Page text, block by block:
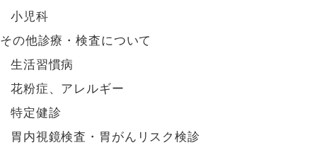
小児科
その他診療・検査について
生活習慣病
花粉症、アレルギー
特定健診
胃内視鏡検査・胃がんリスク検診